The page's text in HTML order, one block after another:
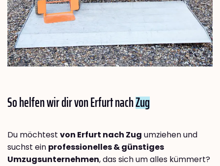
So helfen wir dir von Erfurt nachZug
Du möchtest von Erfurt nach Zug umziehen und
suchst ein professionelles & günstiges
Umzugsunternehmen, das sich um alles kümmert?